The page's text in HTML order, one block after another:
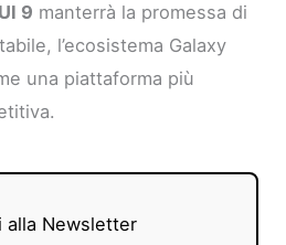
9 manterrà la promessa di
l’ecosistema Galaxy
una piattaforma più
alla Newsletter